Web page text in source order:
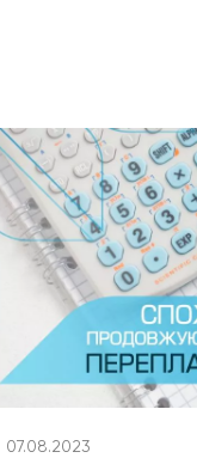
07.08.2023